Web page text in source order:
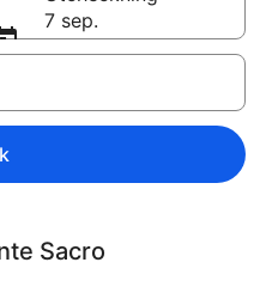
7 sep.
Sacro